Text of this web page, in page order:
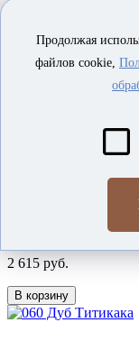
BALTERIO
В наличии
059 Дуб Лох-Несс
2 615 руб.
В корзину
Продолжая
файлов cookie,